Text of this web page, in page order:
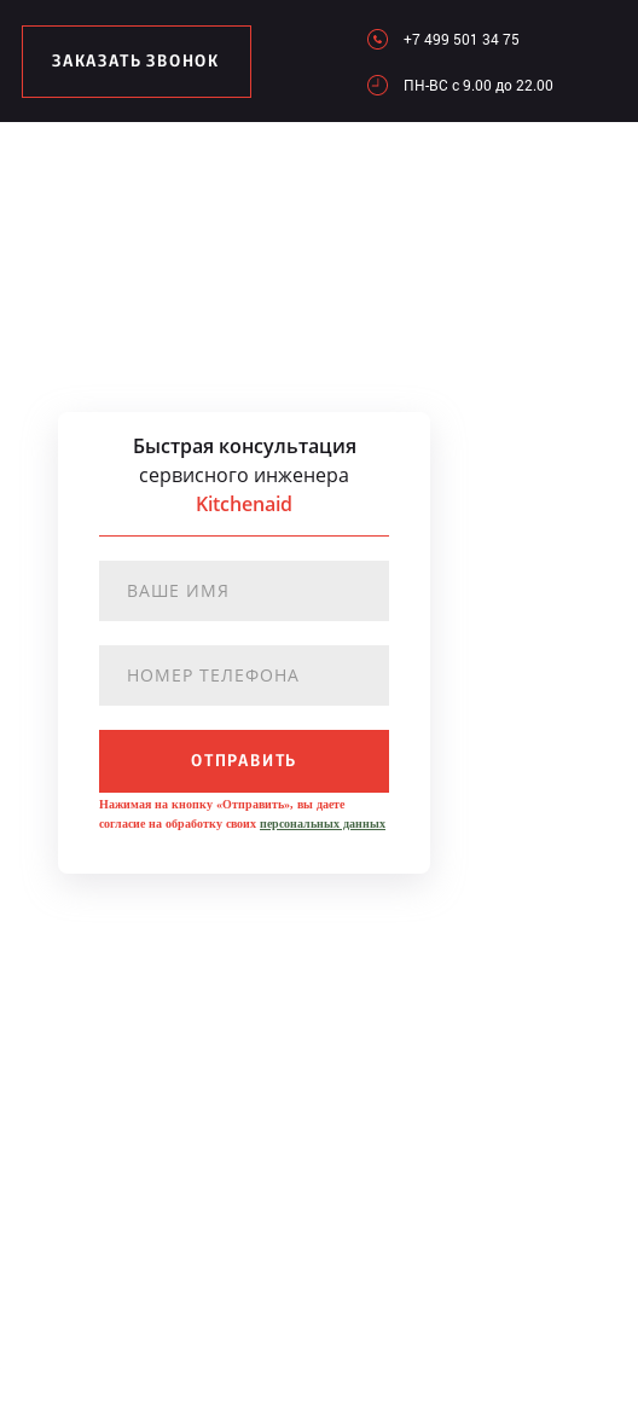
ЗАКАЗАТЬ ЗВОНОК
+7 499 501 34 75
ПН-ВC c 9.00 до 22.00
Быстрая консультация
сервисного инженера
Kitchenaid
ОТПРАВИТЬ
Нажимая на кнопку «Отправить», вы даете
согласие на обработку своих персональных данных